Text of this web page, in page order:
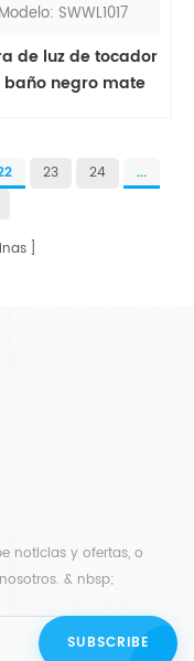
Modelo: SWWL1017
de luz de tocador
baño negro mate
23 24
...
noticias y ofertas, o
& nbsp;